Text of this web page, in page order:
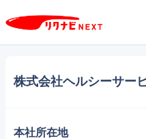
株式会社ヘルシーサー
本社所在地